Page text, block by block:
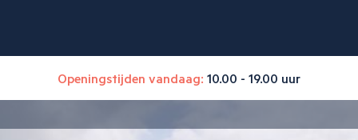
Openingstijden vandaag: 10.00 - 19.00 uur